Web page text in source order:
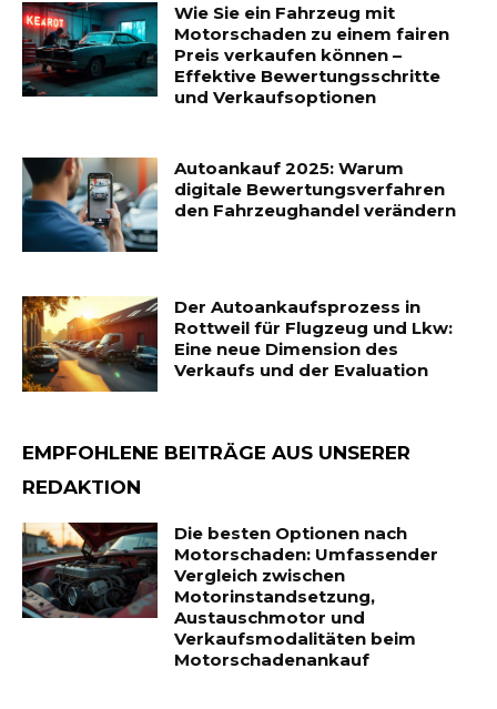
Wie Sie ein Fahrzeug mit
Motorschaden zu einem fairen
Preis verkaufen können –
Effektive Bewertungsschritte
und Verkaufsoptionen
Autoankauf 2025: Warum
digitale Bewertungsverfahren
den Fahrzeughandel verändern
Der Autoankaufsprozess in
Rottweil für Flugzeug und Lkw:
Eine neue Dimension des
Verkaufs und der Evaluation
EMPFOHLENE BEITRÄGE AUS UNSERER
REDAKTION
Die besten Optionen nach
Motorschaden: Umfassender
Vergleich zwischen
Motorinstandsetzung,
Austauschmotor und
Verkaufsmodalitäten beim
Motorschadenankauf